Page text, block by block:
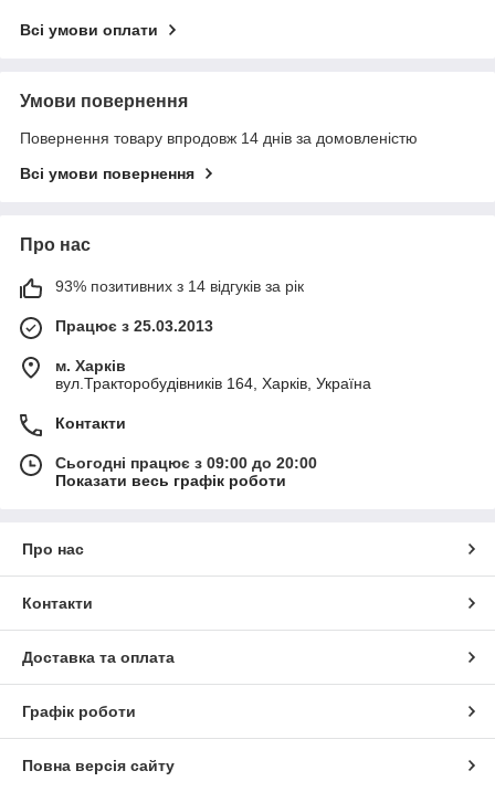
Всі умови оплати
Умови повернення
Повернення товару впродовж 14 днів за домовленістю
Всі умови повернення
Про нас
93% позитивних з 14 відгуків за рік
Працює з 25.03.2013
м. Харків
вул.Тракторобудівників 164, Харків, Україна
Контакти
Сьогодні працює з 09:00 до 20:00
Показати весь графік роботи
Про нас
Контакти
Доставка та оплата
Графік роботи
Повна версія сайту